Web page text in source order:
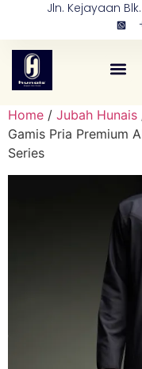
Jln. Kejayaan
Home / Jubah Hunais
Gamis Pria Premium
Series